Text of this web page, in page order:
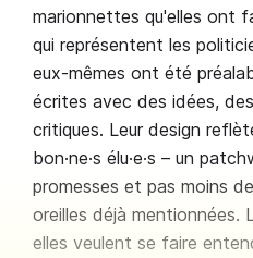
marionnettes qu'elles ont
qui représentent les
eux-mêmes ont été
écrites avec des idées,
critiques. Leur design
bon·ne·s élu·e·s – un
promesses et pas moins
oreilles déjà mentionnées.
elles veulent se faire